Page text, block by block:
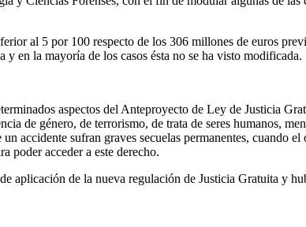
al 5 por 100 respecto de los 306 millones de euros
en la mayoría de los casos ésta no se ha visto modificada.
aspectos del Anteproyecto de Ley de Justicia
de género, de terrorismo, de trata de seres humanos,
accidente sufran graves secuelas permanentes,
poder acceder a este derecho.
aplicación de la nueva regulación de Justicia Gratuita y